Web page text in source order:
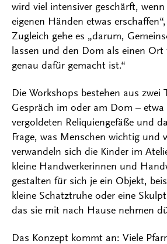
wird viel intensiver geschärft,
eigenen Händen etwas
Zugleich gehe es „darum,
lassen und den Dom als einen
genau dafür gemacht ist.“
Die Workshops bestehen aus zwei
Gespräch im oder am Dom – etwa
vergoldeten Reliquiengefäße und
Frage, was Menschen wichtig und
verwandeln sich die Kinder im
kleine Handwerkerinnen und
gestalten für sich je ein Objekt,
kleine Schatztruhe oder eine
das sie mit nach Hause nehmen
Das Konzept kommt an: Viele